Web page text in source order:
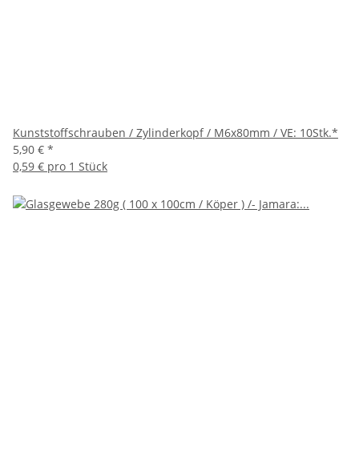
Kunststoffschrauben / Zylinderkopf / M6x80mm / VE: 10Stk.*
5,90 € *
0,59 € pro 1 Stück